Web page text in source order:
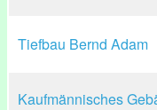
Tiefbau Bernd Adam
Kaufmännisches